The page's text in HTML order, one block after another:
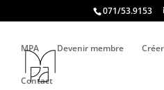
071/53.9153
MPA Devenir membre
Contact